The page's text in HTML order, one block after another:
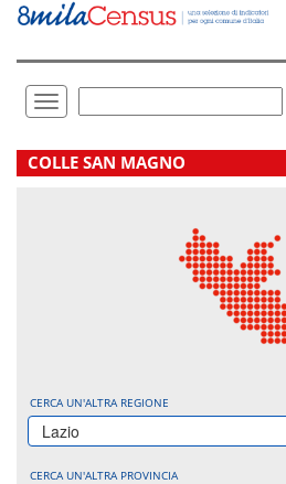
Vai
direttamente
Toggle
navigation
.
COLLE SAN MAGNO
CERCA UN'ALTRA REGIONE
Lazio
CERCA UN'ALTRA PROVINCIA